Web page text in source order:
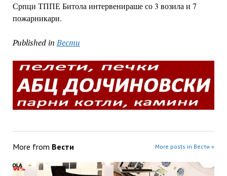
Српци ТППЕ Битола интервенираше со 3 возила и 7
пожарникари.
Published in Вести
More from Вести More posts in Вести »